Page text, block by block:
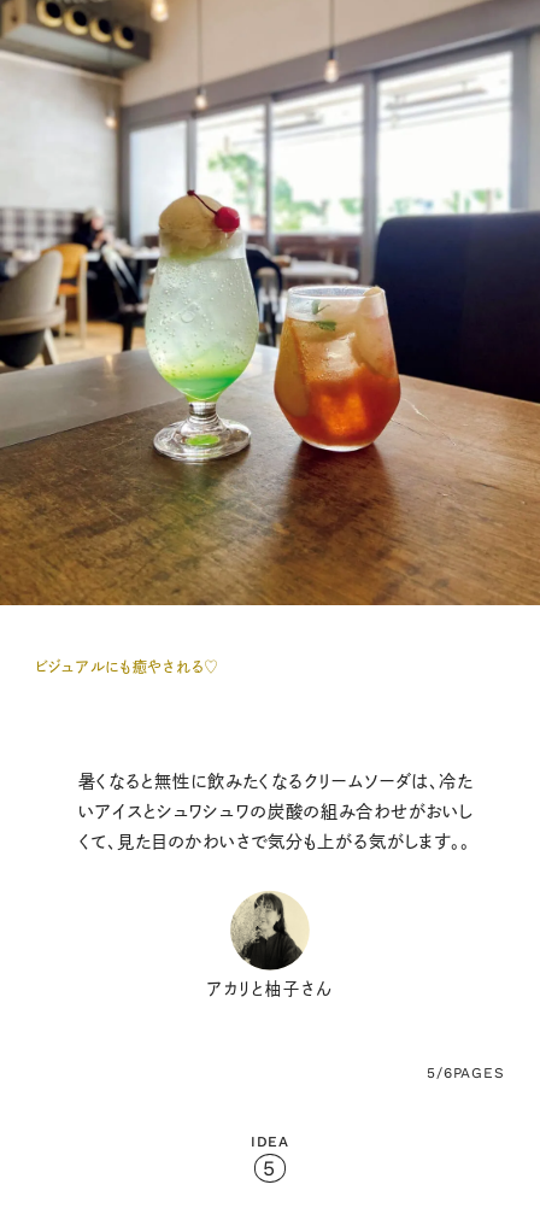
ビジュアルにも癒やされる♡
暑くなると無性に飲みたくなるクリームソーダは、冷た
いアイスとシュワシュワの炭酸の組み合わせがおいし
くて、見た目のかわいさで気分も上がる気がします。。
アカリと柚子さん
5/6PAGES
IDEA
5